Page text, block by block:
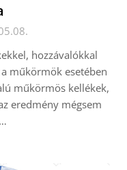
hozzávalókkal
műkörmök esetében
műkörmös kellékek,
eredmény mégsem